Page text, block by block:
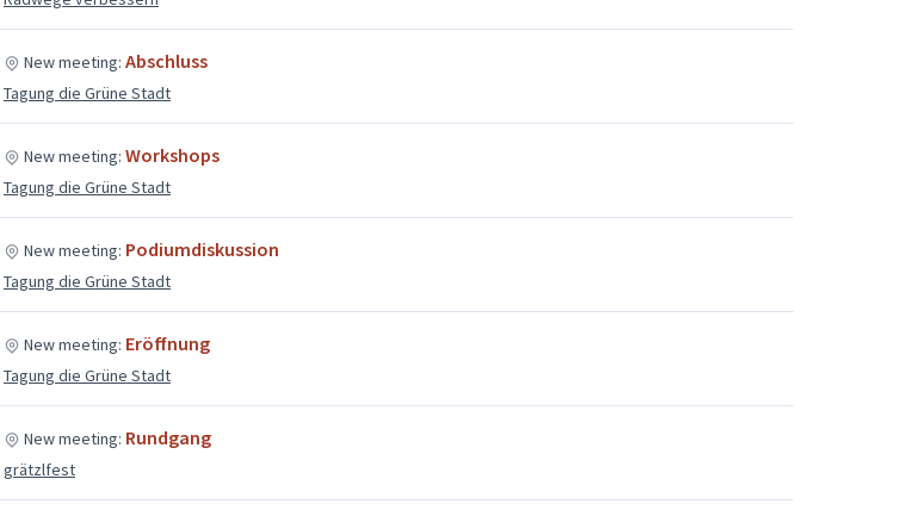
New meeting: Abschluss
Tagung die Grüne Stadt
New meeting: Workshops
Tagung die Grüne Stadt
New meeting: Podiumdiskussion
Tagung die Grüne Stadt
New meeting: Eröffnung
Tagung die Grüne Stadt
New meeting: Rundgang
grätzlfest